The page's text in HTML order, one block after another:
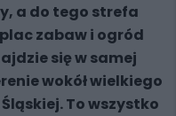
a do tego strefa
zabaw i ogród
się w samej
wokół wielkiego
To wszystko